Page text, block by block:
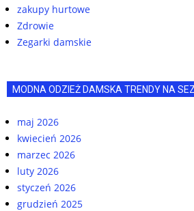
zakupy hurtowe
Zdrowie
Zegarki damskie
MODNA ODZIEŻ DAMSKA TRENDY NA
maj 2026
kwiecień 2026
marzec 2026
luty 2026
styczeń 2026
grudzień 2025